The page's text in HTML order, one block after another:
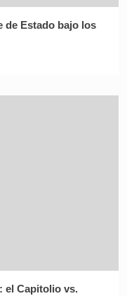
de Estado bajo los
el Capitolio vs.